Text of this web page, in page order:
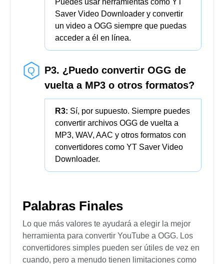
Preguntas Frecuentes
P1. ¿Es OGG mejor que MP3 en
calidad de audio?
R1:
Sí, OGG generalmente suena
preferido por los audiófilos.
P2. ¿Puedo convertir cualquier
video de YouTube a OGG?
Puedes usar herramientas como YT
Saver Video Downloader y convertir
un video a OGG siempre que puedas
acceder a él en línea.